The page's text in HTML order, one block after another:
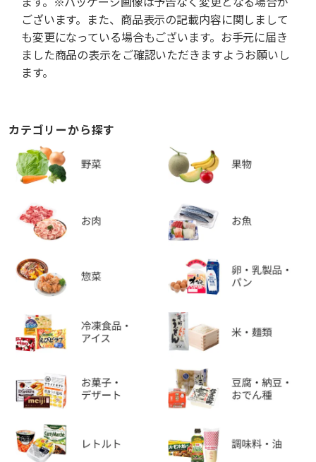
ございます。また、商品表示の記載内容に関しまして
も変更になっている場合もございます。お手元に届き
ました商品の表示をご確認いただきますようお願いし
ます。
カテゴリーから探す